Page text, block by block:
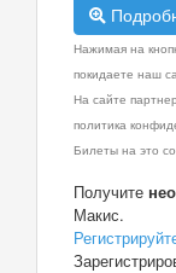
Нажимая на
покидаете наш
На сайте
политика
Билеты на это
Получите
Макис.